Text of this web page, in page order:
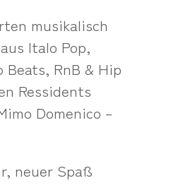
musikalisch
Italo Pop,
RnB & Hip
Ressidents
Domenico –
neuer Spaß